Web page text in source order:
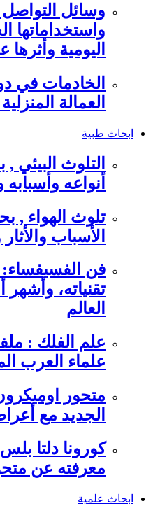
وسائل التواصل
واستخداماتها
اليومية
الخادمات في
العمالة
ابحاث طبية
التلوث
أنواعه
تلوث الهواء
الأسباب
فن الفسيفساء:
تقنياته،
العالم
علم الفلك :
علماء العرب
متحور
الجديد مع
كورونا دلتا
معرفته عن
ابحاث علمية